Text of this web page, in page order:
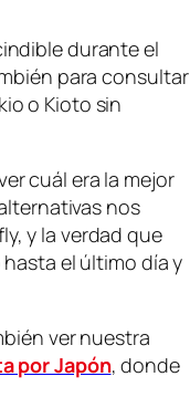
durante el
para consultar
o Kioto sin
cuál era la mejor
nos
y la verdad que
el último día y
ver nuestra
por Japón, donde